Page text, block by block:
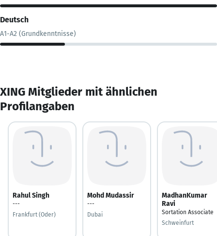
Deutsch
A1-A2 (Grundkenntnisse)
XING Mitglieder mit ähnlichen
Profilangaben
Rahul Singh
---
Frankfurt (Oder)
Mohd Mudassir
---
Dubai
MadhanKumar
Ravi
Sortation Associate
Schweinfurt